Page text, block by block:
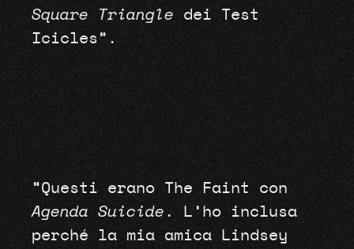
Square Triangle dei Test
Icicles”.
“Questi erano The Faint con
Agenda Suicide . L’ho inclusa
perché la mia amica Lindsey